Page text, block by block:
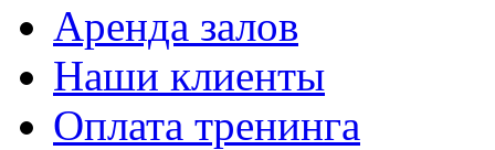
Аренда залов
Наши клиенты
Оплата тренинга